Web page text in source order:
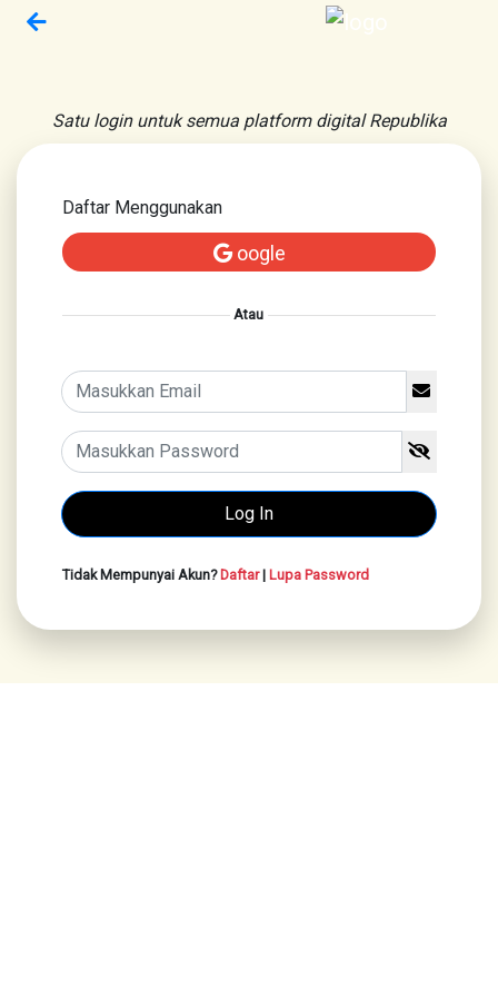
Satu login untuk semua platform digital Republika
Daftar Menggunakan
oogle
Atau
Tidak Mempunyai Akun?Daftar| Lupa Password